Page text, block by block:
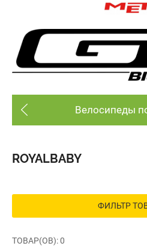
Велосипеды
ROYALBABY
ФИЛЬТР
ТОВАР(ОВ): 0